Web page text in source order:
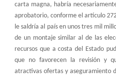
carta magna, habría
aprobatorio, conforme el artículo
le saldría al país en unos tres mil
de un montaje similar al de las
recursos que a costa del Estado
que no favorecen la revisión y
atractivas ofertas y aseguramiento